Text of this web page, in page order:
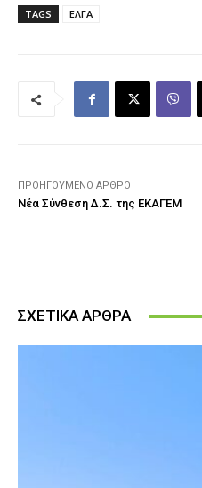
TAGS ΕΛΓΑ
ΠΡΟΗΓΟΎΜΕΝΟ ΆΡΘΡΟ
Νέα Σύνθεση Δ.Σ. της ΕΚΑΓΕΜ
ΣΧΕΤΙΚΑ ΑΡΘΡΑ